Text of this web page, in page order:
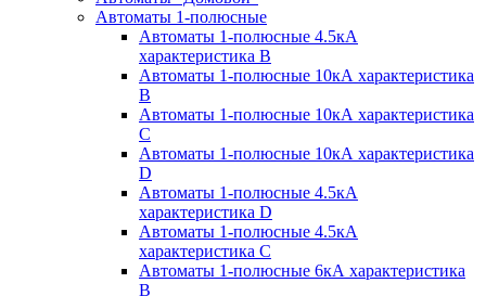
Автоматы 1-полюсные
Автоматы 1-полюсные 4.5кА
характеристика В
Автоматы 1-полюсные 10кА характеристика
B
Автоматы 1-полюсные 10кА характеристика
C
Автоматы 1-полюсные 10кА характеристика
D
Автоматы 1-полюсные 4.5кА
характеристика D
Автоматы 1-полюсные 4.5кА
характеристика С
Автоматы 1-полюсные 6кА характеристика
B